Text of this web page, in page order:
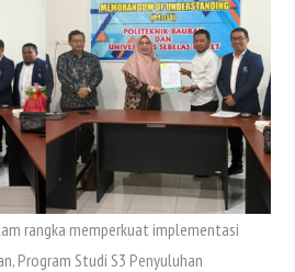
rangka memperkuat implementasi
Program Studi S3 Penyuluhan